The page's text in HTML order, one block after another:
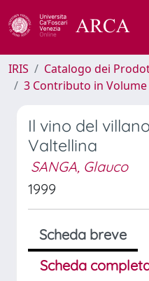
IRIS
Catalogo dei
3 Contributo in Volume
Il vino del
Valtellina
SANGA, Glauco
1999
Scheda breve
Scheda